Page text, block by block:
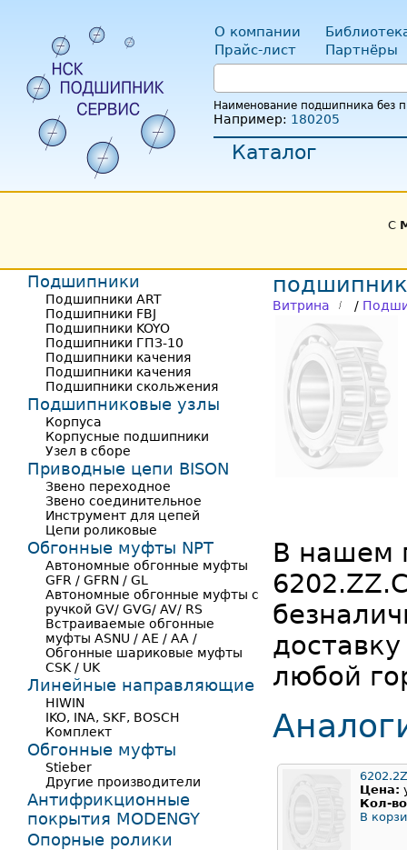
О компании
Прайс-лист
Партнёры
Наименование подшипника без
Например: 180205
Каталог
С
Витрина /
В нашем
любой
6202.2Z
Цена:
Кол-
В
Подшипники
Подшипники ART
Подшипники FBJ
Подшипники KOYO
Подшипники ГПЗ-10
Подшипники качения
Подшипники качения
Подшипники скольжения
Подшипниковые узлы
Корпуса
Корпусные подшипники
Узел в сборе
Приводные цепи BISON
Звено переходное
Звено соединительное
Инструмент для цепей
Цепи роликовые
Обгонные муфты NPT
Автономные обгонные муфты
GFR / GFRN / GL
Автономные обгонные муфты с
ручкой GV/ GVG/ AV/ RS
Встраиваемые обгонные
муфты ASNU / AE / AA /
Обгонные шариковые муфты
CSK / UK
Линейные направляющие
HIWIN
IKO, INA, SKF, BOSCH
Комплект
Обгонные муфты
Stieber
Другие производители
Антифрикционные
покрытия MODENGY
Опорные ролики